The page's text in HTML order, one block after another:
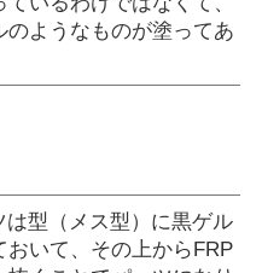
のようなものが塗ってあ
は型（メス型）に黒ゲル
おいて、その上からFRP